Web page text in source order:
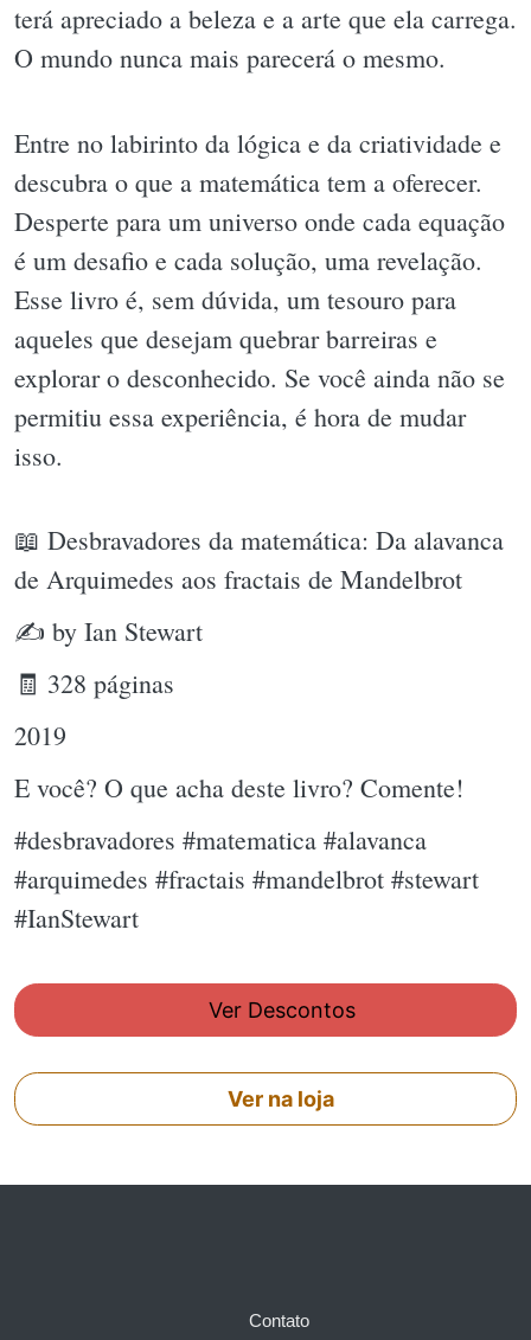
terá apreciado a beleza e a arte que ela carrega.
O mundo nunca mais parecerá o mesmo.
Entre no labirinto da lógica e da criatividade e
descubra o que a matemática tem a oferecer.
Desperte para um universo onde cada equação
é um desafio e cada solução, uma revelação.
Esse livro é, sem dúvida, um tesouro para
aqueles que desejam quebrar barreiras e
explorar o desconhecido. Se você ainda não se
permitiu essa experiência, é hora de mudar
isso.
📖 Desbravadores da matemática: Da alavanca
de Arquimedes aos fractais de Mandelbrot
✍ by Ian Stewart
🧾 328 páginas
2019
E você? O que acha deste livro? Comente!
#desbravadores #matematica #alavanca
#arquimedes #fractais #mandelbrot #stewart
#IanStewart
Ver Descontos
Ver na loja
Contato